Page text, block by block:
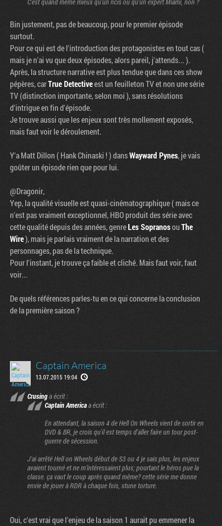
Bin justement, pas de beaucoup, pour le premier épisode
surtout.
Pour ce qui est de l'introduction des protagonistes en tout cas (
mais je n'ai vu que deux épisodes, alors pareil, j'attends... ).
Après, la structure narrative est plus tendue que dans ces show
pépères, carTrue Detectiveest un feuilleton TV et non une série
TV (distinction importante, selon moi ), sans résolutions
d'intrigue en fin d'épisode.
Je trouve aussi que les enjeux sont très mollement exposés,
mais faut voir le déroulement.
Y'a Matt Dillon ( Hank Chinaski ! ) dansWayward Pynes, je vais
goûter un épisode rien que pour lui.
@Dragonir,
Yep, la qualité visuelle est quasi-cinématographique ( mais ce
n'est pas vraiment exceptionnel, HBO produit des série avec
cette qualité depuis des années, genreLes SopranosouThe
Wire), mais je parlais vraiment de la narration et des
personnages, pas de la technique.
Pour l'instant, je trouve ça faible et cliché. Mais faut voir, faut
voir...
De quels références parles-tu en ce qui concerne la conclusion
de la première saison ?
Captain America
13.07.2015 19:04
Crusinga écrit :
Captain Americaa écrit :
En attendant, la saison 4 de Hell On Wheels vient de sortir en
DVD & BR, je crois qu'il est temps d'aller faire un tour post-
guerre de sécession.
J'ai arrêté Hell on Wheels début de S3 ou 4 je sais plus, les enjeux
avaient tourné et ne m’intéressaient plus; pourtant le héros pue la
classe. ça vaut le coup après quand même? cette série me donne
envie de jouer à RDR à chaque fois, stune torture.
Oui, c'est vrai que l'enjeu de la saison 1 aurait pu emmener la